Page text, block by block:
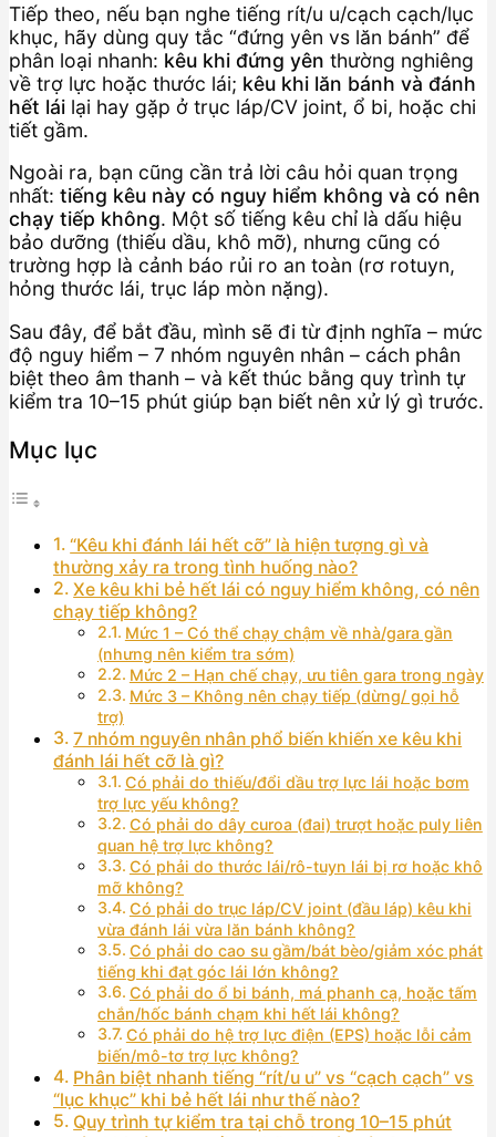
Tiếp theo, nếu bạn nghe tiếng rít/u u/cạch cạch/lục
khục, hãy dùng quy tắc “đứng yên vs lăn bánh” để
phân loại nhanh: kêu khi đứng yên thường nghiêng
về trợ lực hoặc thước lái; kêu khi lăn bánh và đánh
hết lái lại hay gặp ở trục láp/CV joint, ổ bi, hoặc chi
tiết gầm.
Ngoài ra, bạn cũng cần trả lời câu hỏi quan trọng
nhất: tiếng kêu này có nguy hiểm không và có nên
chạy tiếp không. Một số tiếng kêu chỉ là dấu hiệu
bảo dưỡng (thiếu dầu, khô mỡ), nhưng cũng có
trường hợp là cảnh báo rủi ro an toàn (rơ rotuyn,
hỏng thước lái, trục láp mòn nặng).
Sau đây, để bắt đầu, mình sẽ đi từ định nghĩa – mức
độ nguy hiểm – 7 nhóm nguyên nhân – cách phân
biệt theo âm thanh – và kết thúc bằng quy trình tự
kiểm tra 10–15 phút giúp bạn biết nên xử lý gì trước.
Mục lục
“Kêu khi đánh lái hết cỡ” là hiện tượng gì và
thường xảy ra trong tình huống nào?
Xe kêu khi bẻ hết lái có nguy hiểm không, có nên
chạy tiếp không?
Mức 1 – Có thể chạy chậm về nhà/gara gần
(nhưng nên kiểm tra sớm)
Mức 2 – Hạn chế chạy, ưu tiên gara trong ngày
Mức 3 – Không nên chạy tiếp (dừng/ gọi hỗ
trợ)
7 nhóm nguyên nhân phổ biến khiến xe kêu khi
đánh lái hết cỡ là gì?
Có phải do thiếu/đổi dầu trợ lực lái hoặc bơm
trợ lực yếu không?
Có phải do dây curoa (đai) trượt hoặc puly liên
quan hệ trợ lực không?
Có phải do thước lái/rô-tuyn lái bị rơ hoặc khô
mỡ không?
Có phải do trục láp/CV joint (đầu láp) kêu khi
vừa đánh lái vừa lăn bánh không?
Có phải do cao su gầm/bát bèo/giảm xóc phát
tiếng khi đạt góc lái lớn không?
Có phải do ổ bi bánh, má phanh cạ, hoặc tấm
chắn/hốc bánh chạm khi hết lái không?
Có phải do hệ trợ lực điện (EPS) hoặc lỗi cảm
biến/mô-tơ trợ lực không?
Phân biệt nhanh tiếng “rít/u u” vs “cạch cạch” vs
“lục khục” khi bẻ hết lái như thế nào?
Quy trình tự kiểm tra tại chỗ trong 10–15 phút